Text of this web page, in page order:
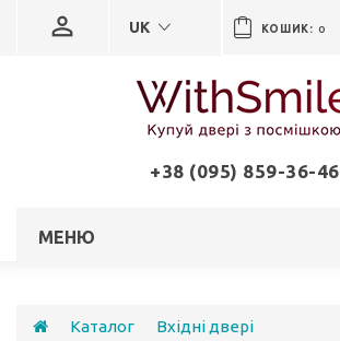
КОШИК: 0
UK
+38 (095) 859-36-46
МЕНЮ
Каталог
Вхідні двері